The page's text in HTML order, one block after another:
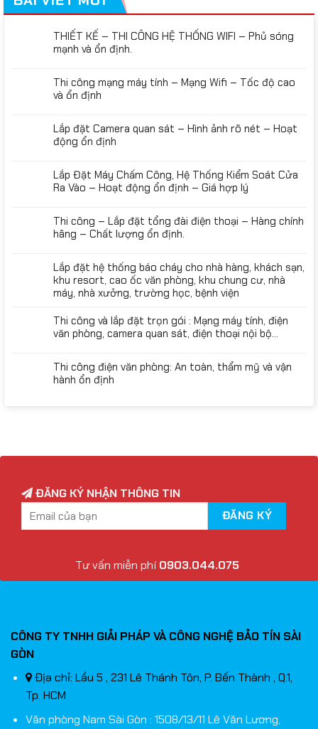
THIẾT KẾ – THI CÔNG HỆ THỐNG WIFI – Phủ sóng
mạnh và ổn định.
Thi công mạng máy tính – Mạng Wifi – Tốc độ cao
và ổn định
Lắp đặt Camera quan sát – Hình ảnh rõ nét – Hoạt
động ổn định
Lắp Đặt Máy Chấm Công, Hệ Thống Kiểm Soát Cửa
Ra Vào – Hoạt động ổn định – Giá hợp lý
Thi công – Lắp đặt tổng đài điện thoại – Hàng chính
hãng – Chất lượng ổn định.
Lắp đặt hệ thống báo cháy cho nhà hàng, khách sạn,
khu resort, cao ốc văn phòng, khu chung cư, nhà
máy, nhà xưởng, trường học, bệnh viện
Thi công và lắp đặt trọn gói : Mạng máy tính, điện
văn phòng, camera quan sát, điện thoại nội bộ…
Thi công điện văn phòng: An toàn, thẩm mỹ và vận
hành ổn định
ĐĂNG KÝ NHẬN THÔNG TIN
Tư vấn miễn phí0903.044.075
CÔNG TY TNHH GIẢI PHÁP VÀ CÔNG NGHỆ BẢO TÍN SÀI
GÒN
Địa chỉ: Lầu 5 , 231 Lê Thánh Tôn, P. Bến Thành , Q.1,
Tp. HCM
Văn phòng Nam Sài Gòn : 1508/13/11 Lê Văn Lương,